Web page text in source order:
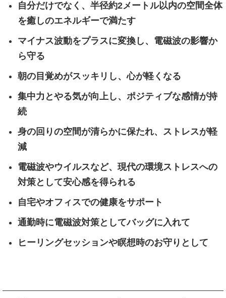
自分だけでなく、半径約2メートル以内の空間全体
を癒しのエネルギーで満たす
マイナス波動をプラスに変換し、電磁波の影響か
ら守る
朝の目覚めがスッキリし、心が軽くなる
集中力とやる気が向上し、ポジティブな感情が持
続
身の回りの空間が清らかに保たれ、ストレスが軽
減
電磁波やウイルスなど、現代の環境ストレスへの
対策として安心感を得られる
自宅やオフィスでの健康をサポート
通勤時に電磁波対策としてバッグに入れて
ヒーリングセッションや瞑想時のお守りとして